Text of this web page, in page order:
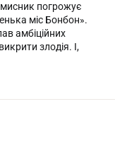
погрожує
міс Бонбон».
амбіційних
злодія. І,